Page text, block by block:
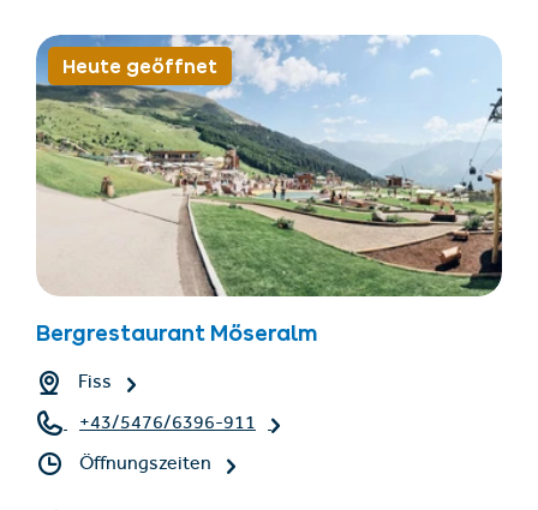
Heute geöffnet
Bergrestaurant Möseralm
Fiss
+43/5476/6396-911
Öffnungszeiten